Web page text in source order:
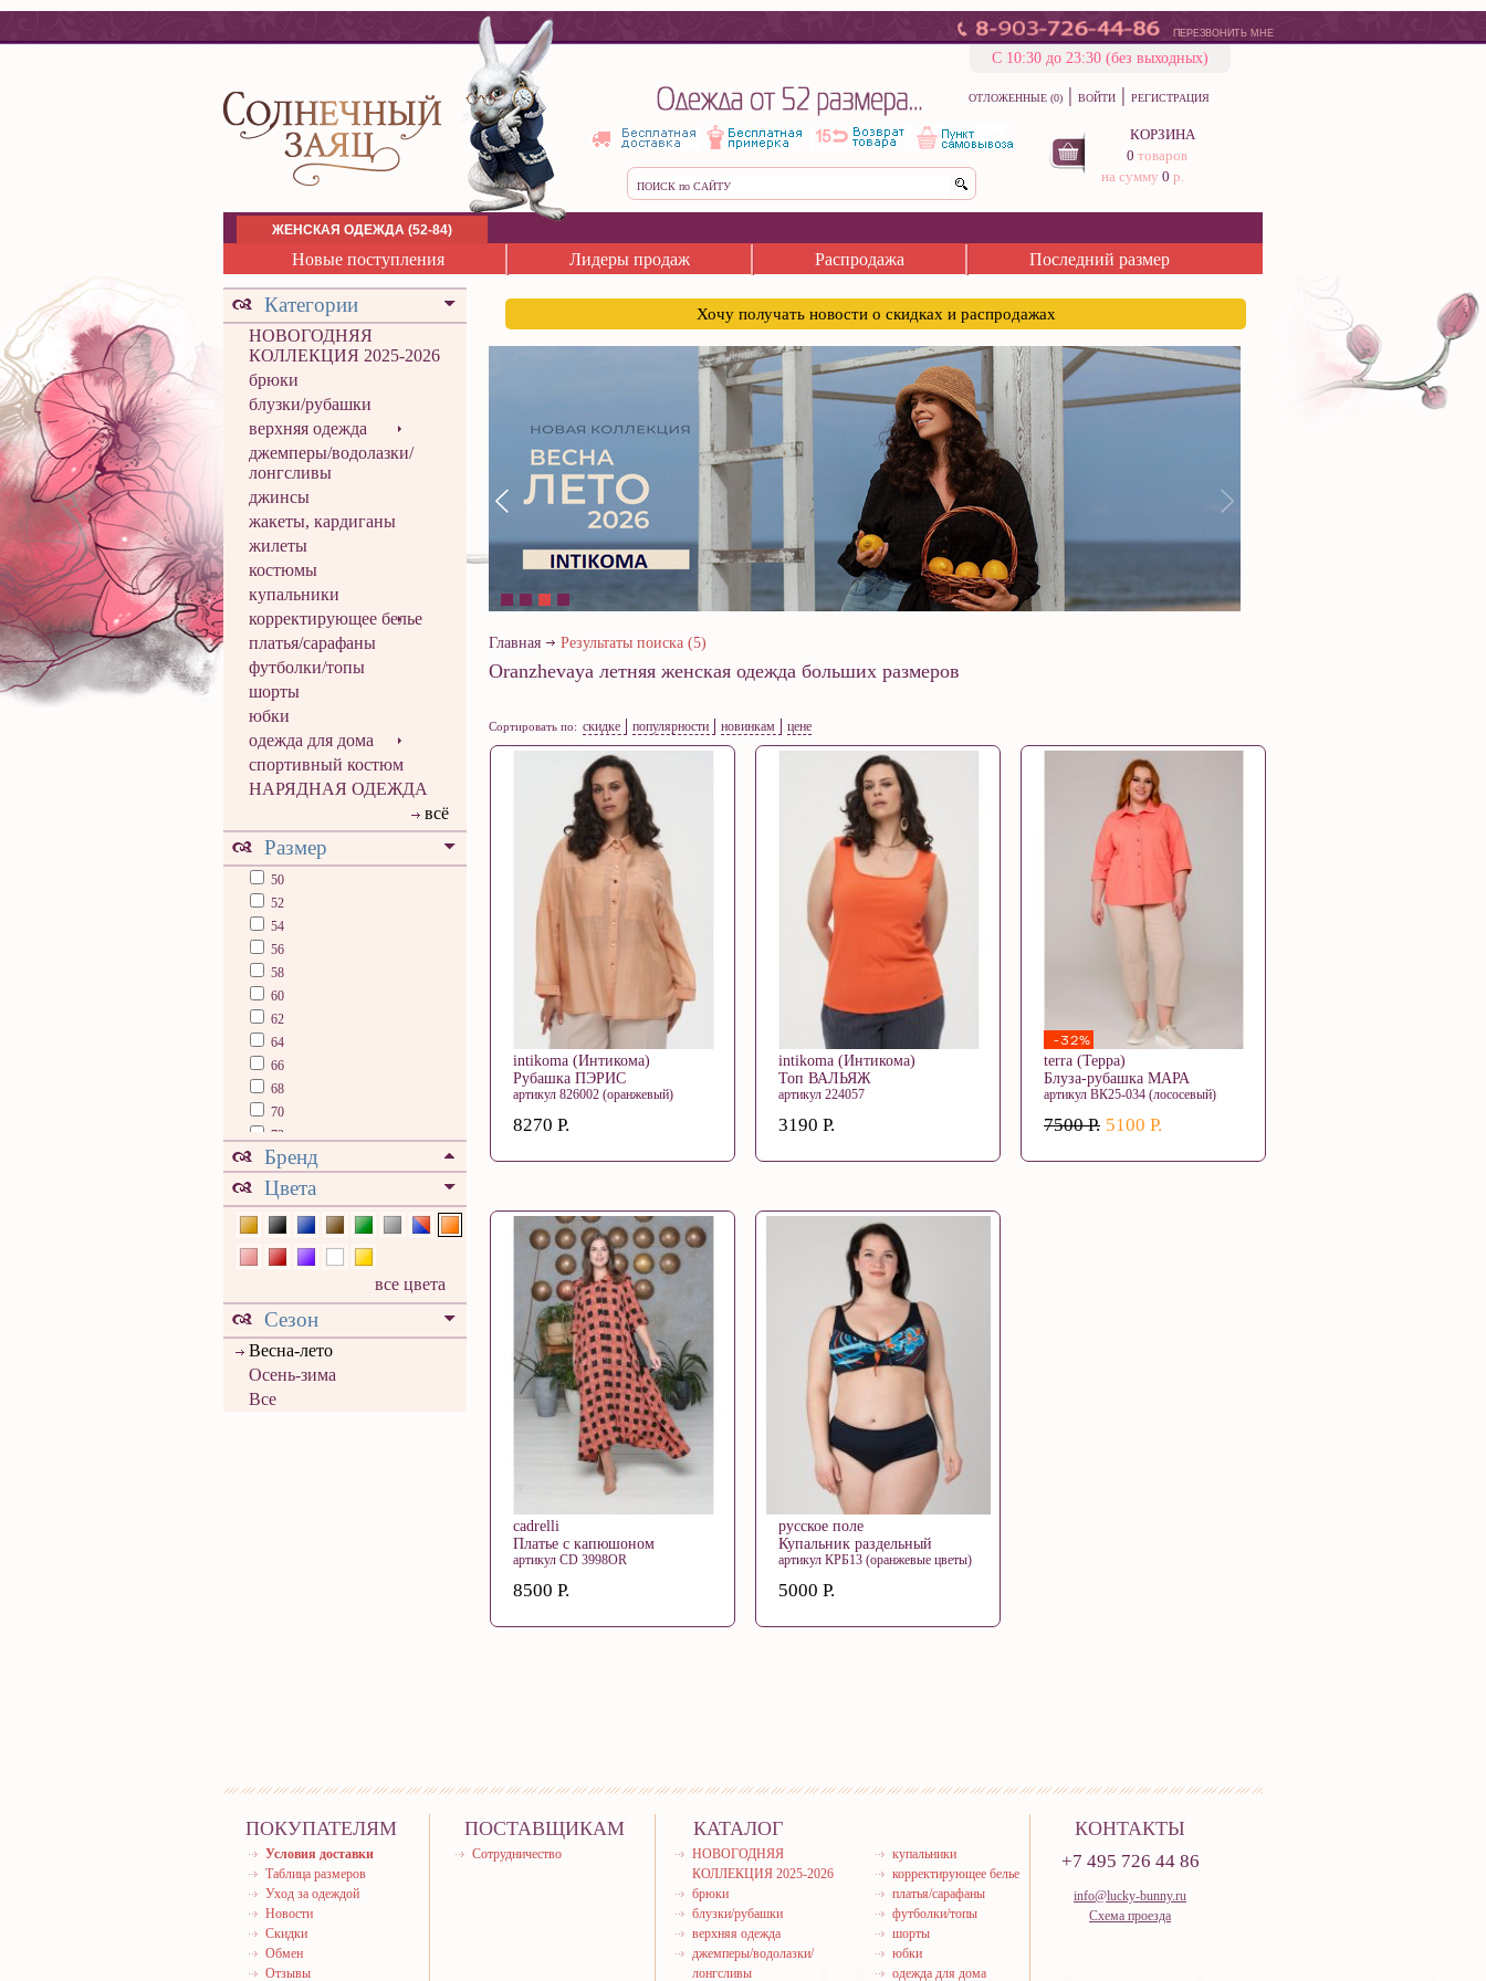
ПЕРЕЗВОНИТЬ МНЕ
С 10:30 до 23:30 (без выходных)
ОТЛОЖЕННЫЕ (0) | ВОЙТИ | РЕГИСТРАЦИЯ
КОРЗИНА
0 товаров
на сумму 0 р.
ЖЕНСКАЯ ОДЕЖДА (52-84)
Новые поступления Лидеры продаж Распродажа Последний размер
Категории
НОВОГОДНЯЯ
КОЛЛЕКЦИЯ 2025-2026
брюки
блузки/рубашки
верхняя одежда
джемперы/водолазки/
лонгсливы
джинсы
жакеты, кардиганы
жилеты
костюмы
купальники
корректирующее белье
платья/сарафаны
футболки/топы
шорты
юбки
одежда для дома
спортивный костюм
НАРЯДНАЯ ОДЕЖДА
всё
Размер
50
52
54
56
58
60
62
64
66
68
70
72
74
76
78
80
Бренд
Цвета
все цвета
Сезон
Весна-лето
Осень-зима
Все
Хочу получать новости о скидках и распродажах
Главная Результаты поиска (5)
Oranzhevaya летняя женская одежда больших размеров
Сортировать по: скидке популярности новинкам цене
intikoma (Интикома)
Рубашка ПЭРИС
артикул 826002 (оранжевый)
8270 Р.
intikoma (Интикома)
Топ ВАЛЬЯЖ
артикул 224057
3190 Р.
-32%
terra (Терра)
Блуза-рубашка МАРА
артикул ВК25-034 (лососевый)
7500 Р. 5100 Р.
cadrelli
Платье с капюшоном
артикул CD 3998OR
8500 Р.
русское поле
Купальник раздельный
артикул КРБ13 (оранжевые цветы)
5000 Р.
ПОКУПАТЕЛЯМ
Условия доставки
Таблица размеров
Уход за одеждой
Новости
Скидки
Обмен
Отзывы
ПОСТАВЩИКАМ
Сотрудничество
КАТАЛОГ
НОВОГОДНЯЯ
КОЛЛЕКЦИЯ 2025-2026
брюки
блузки/рубашки
верхняя одежда
джемперы/водолазки/
лонгсливы
купальники
корректирующее белье
платья/сарафаны
футболки/топы
шорты
юбки
одежда для дома
КОНТАКТЫ
+7 495 726 44 86
info@lucky-bunny.ru
Схема проезда